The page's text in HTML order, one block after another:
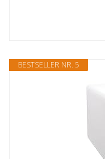
BESTSELLER NR. 5